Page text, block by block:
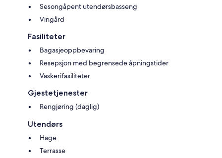
Sesongåpent utendørsbasseng
Vingård
Fasiliteter
Bagasjeoppbevaring
Resepsjon med begrensede åpningstider
Vaskerifasiliteter
Gjestetjenester
Rengjøring (daglig)
Utendørs
Hage
Terrasse